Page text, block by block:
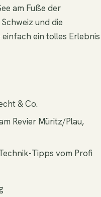
am Fuße der
und die
einfach ein tolles Erlebnis
& Co.
Revier Müritz/Plau,
Tipps vom Profi